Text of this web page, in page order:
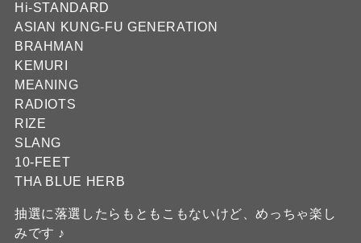
Hi-STANDARD
ASIAN KUNG-FU GENERATION
BRAHMAN
KEMURI
MEANING
RADIOTS
RIZE
SLANG
10-FEET
THA BLUE HERB
抽選に落選したらもともこもないけど、めっちゃ楽し
みです ♪